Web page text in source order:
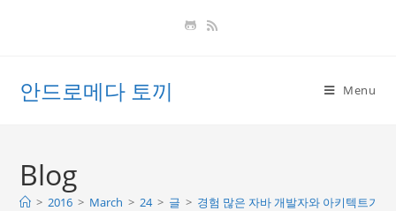
안드로메다 토끼 Menu
Blog
> 2016 > March > 24 > 글 > 경험 많은 자바 개발자와 아키텍트가